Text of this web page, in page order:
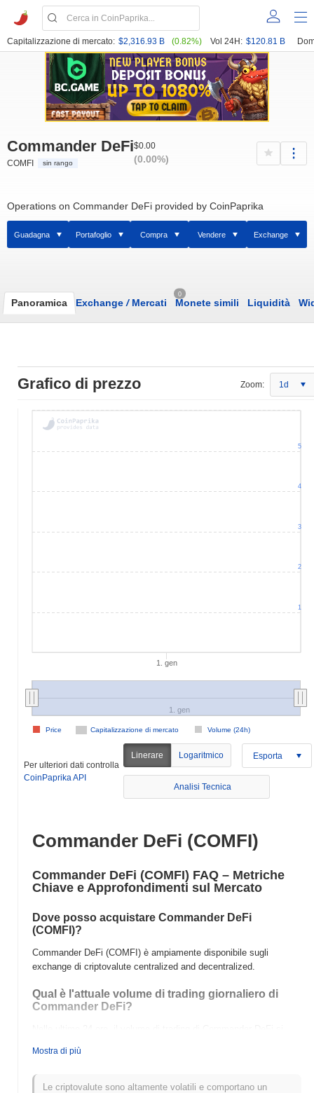
Capitalizzazione di mercato: $2,316.93 B (0.82%) Vol 24H: $120.81 B
Commander DeFi
COMFI sin rango
$0.00
(0.00%)
Operations on Commander DeFi provided by CoinPaprika
Guadagna Portafoglio Compra Vendere Exchange
Panoramica Exchange /Mercati
0
Monete simili Liquidità
Grafico di prezzo Zoom: 1d
1. gen
Capitalizzazione di mercato Volume (24h)
Price
1. gen
1
2
3
4
5
Per ulteriori dati controlla
CoinPaprika API
Linerare Logaritmico Esporta
Analisi Tecnica
Commander DeFi (COMFI)
Commander DeFi (COMFI) FAQ – Metriche
Chiave e Approfondimenti sul Mercato
Dove posso acquistare Commander DeFi
(COMFI)?
Commander DeFi (COMFI) è ampiamente disponibile sugli
exchange di criptovalute centralized and decentralized.
Qual è l'attuale volume di trading giornaliero di
Commander DeFi?
Commander DeFi?
Mostra di più
Le criptovalute sono altamente volatili e comportano un